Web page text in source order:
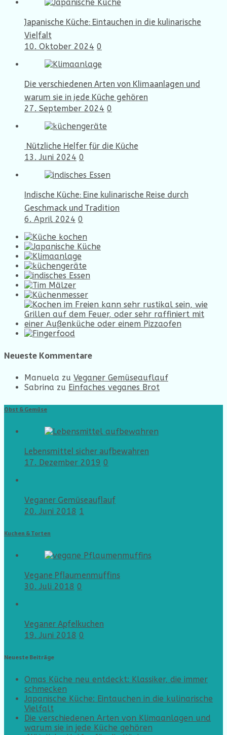
Japanische Küche: Eintauchen in die kulinarische
Vielfalt
10. Oktober 2024 0
Die verschiedenen Arten von Klimaanlagen und
warum sie in jede Küche gehören
27. September 2024 0
Nützliche Helfer für die Küche
13. Juni 2024 0
Indische Küche: Eine kulinarische Reise durch
Geschmack und Tradition
6. April 2024 0
Neueste Kommentare
Manuela zu Veganer Gemüseauflauf
Sabrina zu Einfaches veganes Brot
Obst & Gemüse
Lebensmittel sicher aufbewahren
17. Dezember 2019 0
Veganer Gemüseauflauf
20. Juni 2018 1
Kuchen & Torten
Vegane Pflaumenmuffins
30. Juli 2018 0
Veganer Apfelkuchen
19. Juni 2018 0
Neueste Beiträge
Omas Küche neu entdeckt: Klassiker, die immer
schmecken
Japanische Küche: Eintauchen in die kulinarische
Vielfalt
Die verschiedenen Arten von Klimaanlagen und
warum sie in jede Küche gehören